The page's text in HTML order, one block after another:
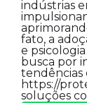
indústrias
fato, a
e
busca por
tendências
https://
soluções